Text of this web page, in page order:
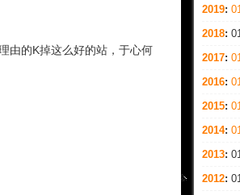
2019: 01
2018: 01
2017: 01
2016: 01
2015: 01
2014: 01
2013: 01
2012: 01
由的K掉这么好的站，于心何